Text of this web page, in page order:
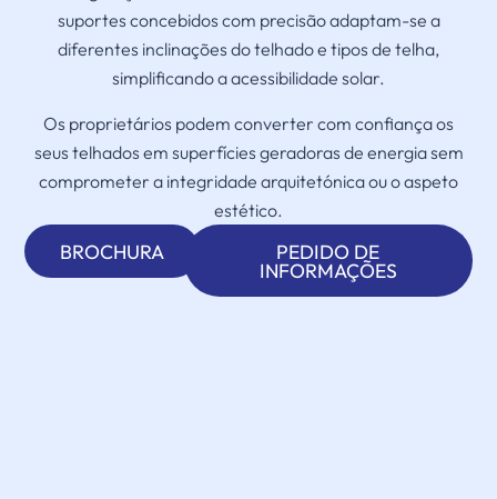
suportes concebidos com precisão adaptam-se a
diferentes inclinações do telhado e tipos de telha,
simplificando a acessibilidade solar.
Os proprietários podem converter com confiança os
seus telhados em superfícies geradoras de energia sem
comprometer a integridade arquitetónica ou o aspeto
estético.
BROCHURA PEDIDO DE
INFORMAÇÕES